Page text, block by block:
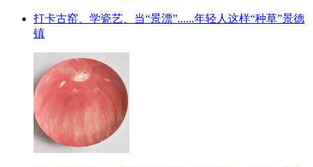
打卡古窑、学瓷艺、当“景漂”......年轻人这样“种草”景德
镇